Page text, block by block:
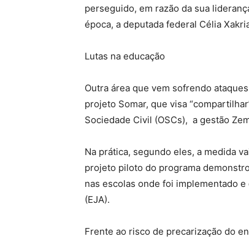
perseguido, em razão da sua
época, a deputada federal Célia
Lutas na educação
Outra área que vem sofrendo
projeto Somar, que visa
Sociedade Civil (OSCs), a gestão
Na prática, segundo eles, a medida
projeto piloto do programa
nas escolas onde foi implementado
(EJA).
Frente ao risco de precarização do